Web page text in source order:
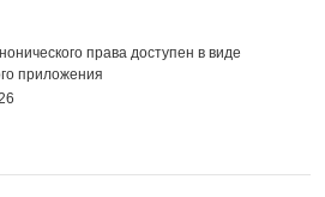
права доступен в виде
приложения